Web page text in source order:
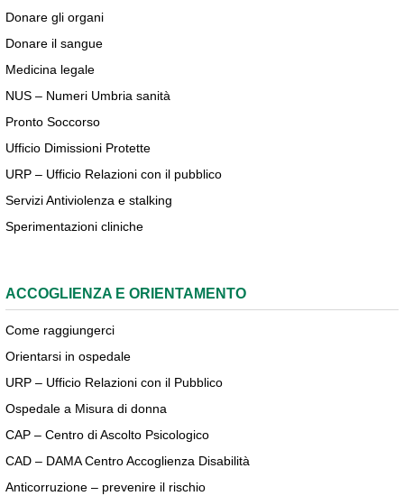
Donare gli organi
Donare il sangue
Medicina legale
NUS – Numeri Umbria sanità
Pronto Soccorso
Ufficio Dimissioni Protette
URP – Ufficio Relazioni con il pubblico
Servizi Antiviolenza e stalking
Sperimentazioni cliniche
ACCOGLIENZA E ORIENTAMENTO
Come raggiungerci
Orientarsi in ospedale
URP – Ufficio Relazioni con il Pubblico
Ospedale a Misura di donna
CAP – Centro di Ascolto Psicologico
CAD – DAMA Centro Accoglienza Disabilità
Anticorruzione – prevenire il rischio